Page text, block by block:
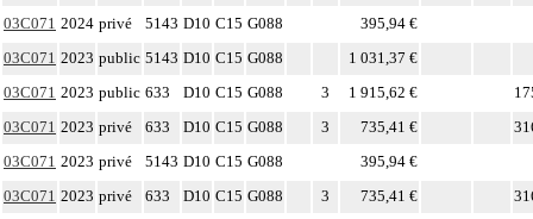
03C071 2024 privé 5143 D10 C15 G088
395,94 €
03C071 2023 public 5143 D10 C15 G088
1 031,37 €
03C071 2023 public 633 D10 C15 G088 3 1 915,62 €
03C071 2023 privé 633 D10 C15 G088 3 735,41 €
03C071 2023 privé 5143 D10 C15 G088
395,94 €
03C071 2023 privé 633 D10 C15 G088 3 735,41 €